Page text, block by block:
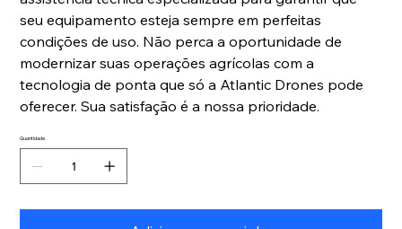
seu equipamento esteja sempre em perfeitas
condições de uso. Não perca a oportunidade de
modernizar suas operações agrícolas com a
tecnologia de ponta que só a Atlantic Drones pode
oferecer. Sua satisfação é a nossa prioridade.
Quantidade